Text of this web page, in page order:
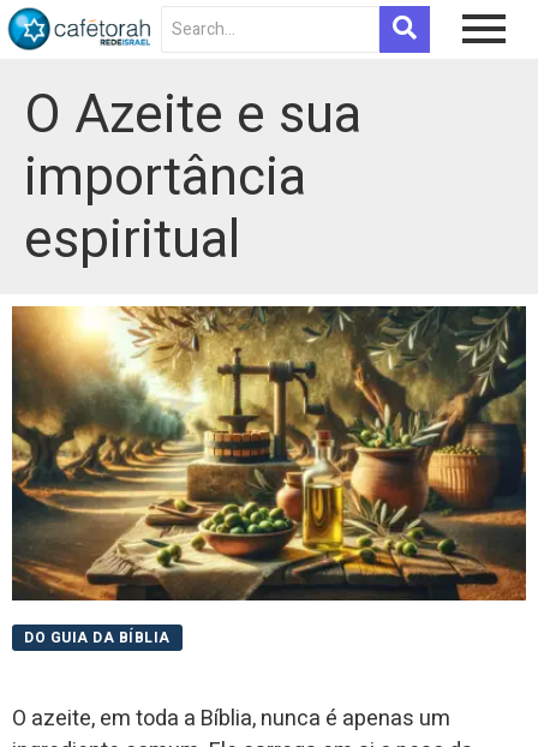
O Azeite e sua
importância
espiritual
DO GUIA DA BÍBLIA
O azeite, em toda a Bíblia, nunca é apenas um